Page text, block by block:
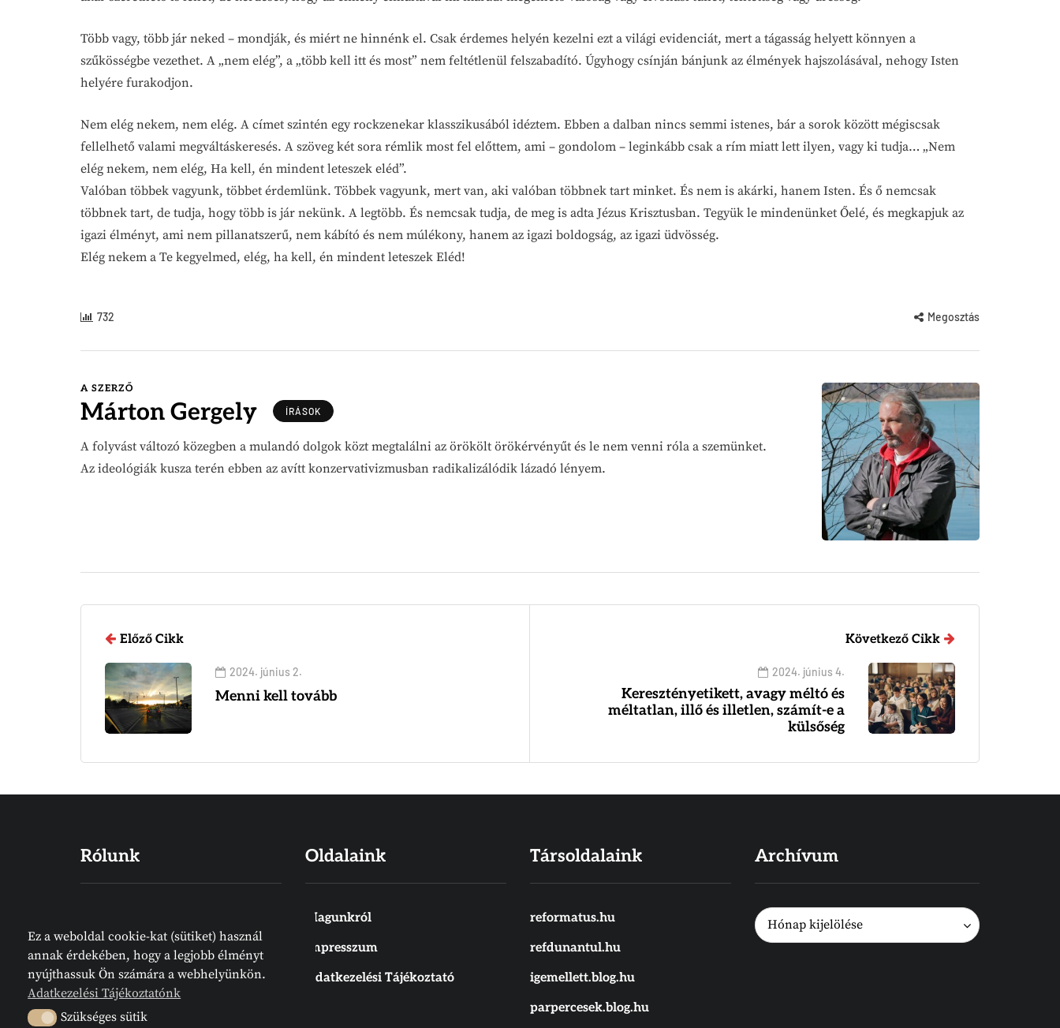
Több vagy, több jár neked – mondják, és miért ne hinnénk el. Csak érdemes helyén kezelni ezt a világi evidenciát, mert a tágasság helyett könnyen a
szűkösségbe vezethet. A „nem elég”, a „több kell itt és most” nem feltétlenül felszabadító. Úgyhogy csínján bánjunk az élmények hajszolásával, nehogy Isten
helyére furakodjon.
Nem elég nekem, nem elég. A címet szintén egy rockzenekar klasszikusából idéztem. Ebben a dalban nincs semmi istenes, bár a sorok között mégiscsak
fellelhető valami megváltáskeresés. A szöveg két sora rémlik most fel előttem, ami – gondolom – leginkább csak a rím miatt lett ilyen, vagy ki tudja… „Nem
elég nekem, nem elég, Ha kell, én mindent leteszek eléd”.
Valóban többek vagyunk, többet érdemlünk. Többek vagyunk, mert van, aki valóban többnek tart minket. És nem is akárki, hanem Isten. És ő nemcsak
többnek tart, de tudja, hogy több is jár nekünk. A legtöbb. És nemcsak tudja, de meg is adta Jézus Krisztusban. Tegyük le mindenünket Őelé, és megkapjuk az
igazi élményt, ami nem pillanatszerű, nem kábító és nem múlékony, hanem az igazi boldogság, az igazi üdvösség.
Elég nekem a Te kegyelmed, elég, ha kell, én mindent leteszek Eléd!
732 Megosztás
A SZERZŐ
Márton Gergely ÍRÁSOK
A folyvást változó közegben a mulandó dolgok közt megtalálni az örökölt örökérvényűt és le nem venni róla a szemünket.
Az ideológiák kusza terén ebben az avítt konzervativizmusban radikalizálódik lázadó lényem.
Előző Cikk
2024. június 2.
Menni kell tovább
Következő Cikk
2024. június 4.
Keresztényetikett, avagy méltó és
méltatlan, illő és illetlen, számít-e a
külsőség
Rólunk
Igéje, amelyet emberek írtak
ugyan, de nem emberektől jön.
Meg van írva. Az Írás örök
Oldalaink
Magunkról
Impresszum
Adatkezelési Tájékoztató
Társoldalaink
reformatus.hu
refdunantul.hu
igemellett.blog.hu
parpercesek.blog.hu
Archívum
Archívum
Hónap kijelölése
Archívum
Ez a weboldal cookie-kat (sütiket) használ
annak érdekében, hogy a legjobb élményt
nyújthassuk Ön számára a webhelyünkön.
Adatkezelési Tájékoztatónk
Szükséges sütik
Szükséges sütik